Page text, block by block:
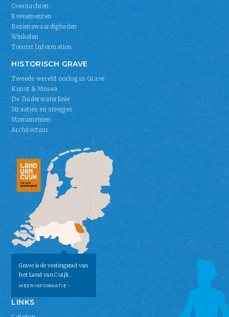
Overnachten
Evenementen
Bezienswaardigheden
Winkelen
Tourist Information
HISTORISCH GRAVE
Tweede wereld oorlog in Grave
Kunst & Musea
De Zuiderwaterlinie
Straatjes en steegjes
Monumenten
Architectuur
Grave is de vestingstad van
het Land van Cuijk.
MEER INFORMATIE ›
LINKS